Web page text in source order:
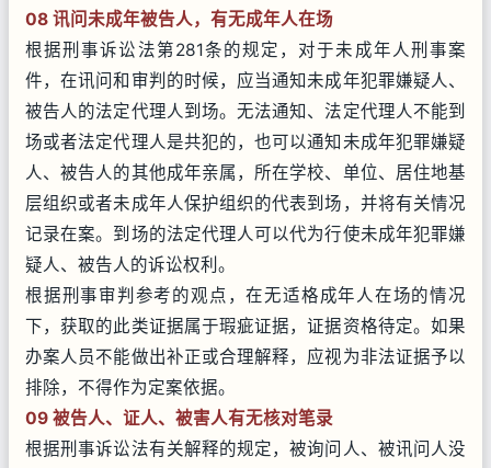
08 讯问未成年被告人，有无成年人在场
根据刑事诉讼法第281条的规定，对于未成年人刑事案
件，在讯问和审判的时候，应当通知未成年犯罪嫌疑人、
被告人的法定代理人到场。无法通知、法定代理人不能到
场或者法定代理人是共犯的，也可以通知未成年犯罪嫌疑
人、被告人的其他成年亲属，所在学校、单位、居住地基
层组织或者未成年人保护组织的代表到场，并将有关情况
记录在案。到场的法定代理人可以代为行使未成年犯罪嫌
疑人、被告人的诉讼权利。
根据刑事审判参考的观点，在无适格成年人在场的情况
下，获取的此类证据属于瑕疵证据，证据资格待定。如果
办案人员不能做出补正或合理解释，应视为非法证据予以
排除，不得作为定案依据。
09 被告人、证人、被害人有无核对笔录
根据刑事诉讼法有关解释的规定，被询问人、被讯问人没